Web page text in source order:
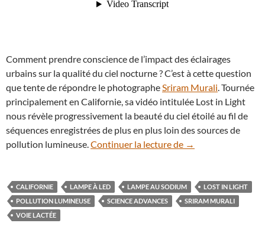
Comment prendre conscience de l’impact des éclairages
urbains sur la qualité du ciel nocturne ? C’est à cette question
que tente de répondre le photographeSriram Murali. Tournée
principalement en Californie, sa vidéo intitulée Lost in Light
nous révèle progressivement la beauté du ciel étoilé au fil de
séquences enregistrées de plus en plus loin des sources de
pollution lumineuse.Continuer la lecture de En vidéo : Lost in
→
CALIFORNIE LAMPE À LED LAMPE AU SODIUM
LOST IN LIGHT
POLLUTION LUMINEUSE
SCIENCE ADVANCES
SRIRAM MURALI
VOIE LACTÉE